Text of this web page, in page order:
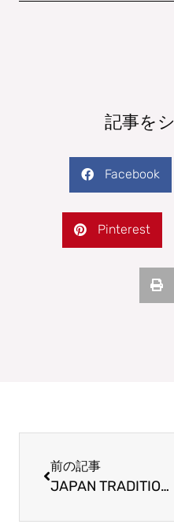
記事を
Facebook
Pinterest
前の記事
JAPAN TRADITIONAL CRAFTS, GINZA ARTISAN’S STREET 銀座名匠市@松屋銀座（2/19～24）KUMANOFUDE coming soon！！